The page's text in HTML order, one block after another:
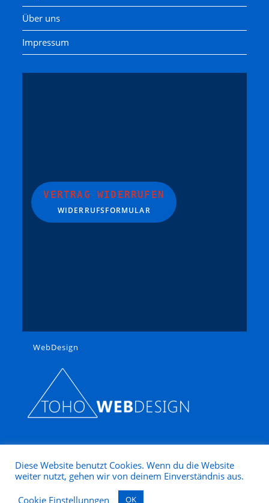
Über uns
Impressum
VERTRAG WIDERRUFEN
WIDERRUFSFORMULAR
WebDesign
Diese Website benutzt Cookies. Wenn du die Website
weiter nutzt, gehen wir von deinem Einverständnis aus.
Cookie Einstellunngen
OK